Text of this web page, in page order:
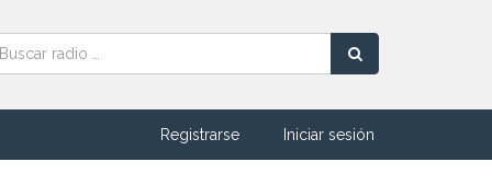
Registrarse Iniciar sesión